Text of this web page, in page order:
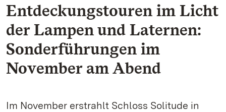
Entdeckungstouren im Licht
der Lampen und Laternen:
Sonderführungen im
November am Abend
Im November erstrahlt Schloss Solitude in